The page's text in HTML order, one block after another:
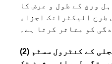
ورق کے طول و عرض کا
طرح الیکٹرانک اجزاء
کو متاثر کرتا ہے۔
(2) شیٹ میٹل کٹ کے لئے بجلی کے کنٹرول سسٹم